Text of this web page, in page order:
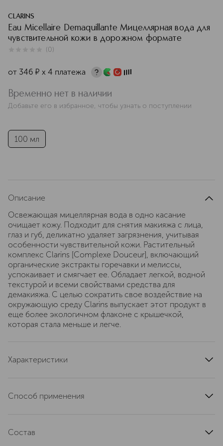
CLARINS
Eau Micellaire Demaquillante Мицеллярная вода для
чувствительной кожи в дорожном формате
(0)
от 346 ¤ х 4 платежа
Временно нет в наличии
Добавьте его в избранное, чтобы узнать о поступлении
100 мл
Описание
Освежающая мицеллярная вода в одно касание
очищает кожу. Подходит для снятия макияжа с лица,
глаз и губ, деликатно удаляет загрязнения, учитывая
особенности чувствительной кожи. Растительный
комплекс Clarins [Complexe Douceur], включающий
органические экстракты горечавки и мелиссы,
успокаивает и смягчает ее. Обладает легкой, водной
текстурой и всеми свойствами средства для
демакияжа. С целью сократить свое воздействие на
окружающую среду Clarins выпускает этот продукт в
еще более экологичном флаконе с крышечкой,
которая стала меньше и легче.
Характеристики
область применения
эффект
очищение
Способ применения
загрязнения и макияж. При необходимости повторите
Состав